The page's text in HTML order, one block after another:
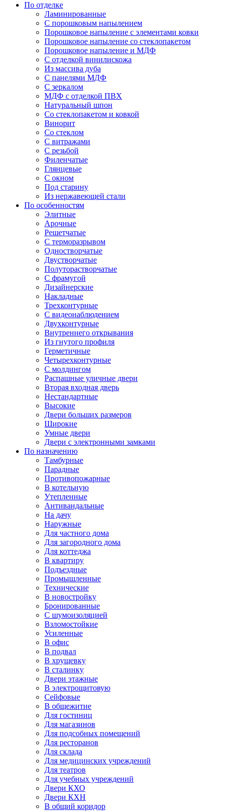
По отделке
Ламинированные
С порошковым напылением
Порошковое напыление с элементами ковки
Порошковое напыление со стеклопакетом
Порошковое напыление и МДФ
С отделкой винилискожа
Из массива дуба
С панелями МДФ
С зеркалом
МДФ с отделкой ПВХ
Натуральный шпон
Со стеклопакетом и ковкой
Винорит
Со стеклом
С витражами
С резьбой
Филенчатые
Глянцевые
С окном
Под старину
Из нержавеющей стали
По особенностям
Элитные
Арочные
Решетчатые
С терморазрывом
Одностворчатые
Двустворчатые
Полуторастворчатые
С фрамугой
Дизайнерские
Накладные
Трехконтурные
С видеонаблюдением
Двухконтурные
Внутреннего открывания
Из гнутого профиля
Герметичные
Четырехконтурные
С молдингом
Распашные уличные двери
Вторая входная дверь
Нестандартные
Высокие
Двери больших размеров
Широкие
Умные двери
Двери с электронными замками
По назначению
Тамбурные
Парадные
Противопожарные
В котельную
Утепленные
Антивандальные
На дачу
Наружные
Для частного дома
Для загородного дома
Для коттеджа
В квартиру
Подъездные
Промышленные
Технические
В новостройку
Бронированные
С шумоизоляцией
Взломостойкие
Усиленные
В офис
В подвал
В хрущевку
В сталинку
Двери этажные
В электрощитовую
Сейфовые
В общежитие
Для гостиниц
Для магазинов
Для подсобных помещений
Для ресторанов
Для склада
Для медицинских учреждений
Для театров
Для учебных учреждений
Двери КХО
Двери КХН
В общий коридор